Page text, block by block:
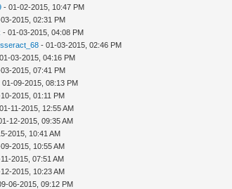
- 01-02-2015, 10:47 PM
2015, 02:31 PM
- 01-03-2015, 04:08 PM
- 01-03-2015, 02:46 PM
03-2015, 04:16 PM
2015, 07:41 PM
01-09-2015, 08:13 PM
2015, 01:11 PM
11-2015, 12:55 AM
12-2015, 09:35 AM
2015, 10:41 AM
2015, 10:55 AM
2015, 07:51 AM
2015, 10:23 AM
06-2015, 09:12 PM